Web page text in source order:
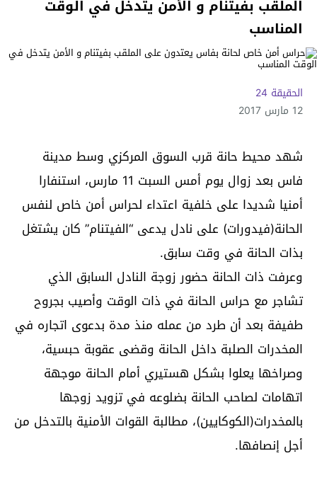
الملقب بفيتنام و الأمن يتدخل في الوقت
المناسب
الحقيقة 24
12 مارس 2017
شهد محيط حانة قرب السوق المركزي وسط مدينة
فاس بعد زوال يوم أمس السبت 11 مارس، استنفارا
أمنيا شديدا على خلفية اعتداء لحراس أمن خاص لنفس
الحانة(فيدورات) على نادل يدعى “الفيتنام” كان يشتغل
بذات الحانة في وقت سابق.
وعرفت ذات الحانة حضور زوجة النادل السابق الذي
تشاجر مع حراس الحانة في ذات الوقت وأصيب بجروح
طفيفة بعد أن طرد من عمله منذ مدة بدعوى اتجاره في
المخدرات الصلبة داخل الحانة وقضى عقوبة حبسية،
وصراخها يعلوا بشكل هستيري أمام الحانة موجهة
اتهامات لصاحب الحانة بضلوعه في تزويد زوجها
بالمخدرات(الكوكايين)، مطالبة القوات الأمنية بالتدخل من
أجل إنصافها.